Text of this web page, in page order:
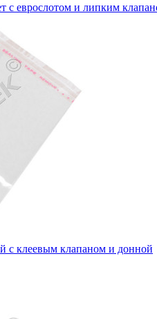
с еврослотом и липким
с клеевым клапаном и донной